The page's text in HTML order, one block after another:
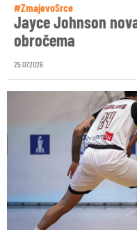
#ZmajevoSrce
Jayce Johnson
obročema
25.07.2026